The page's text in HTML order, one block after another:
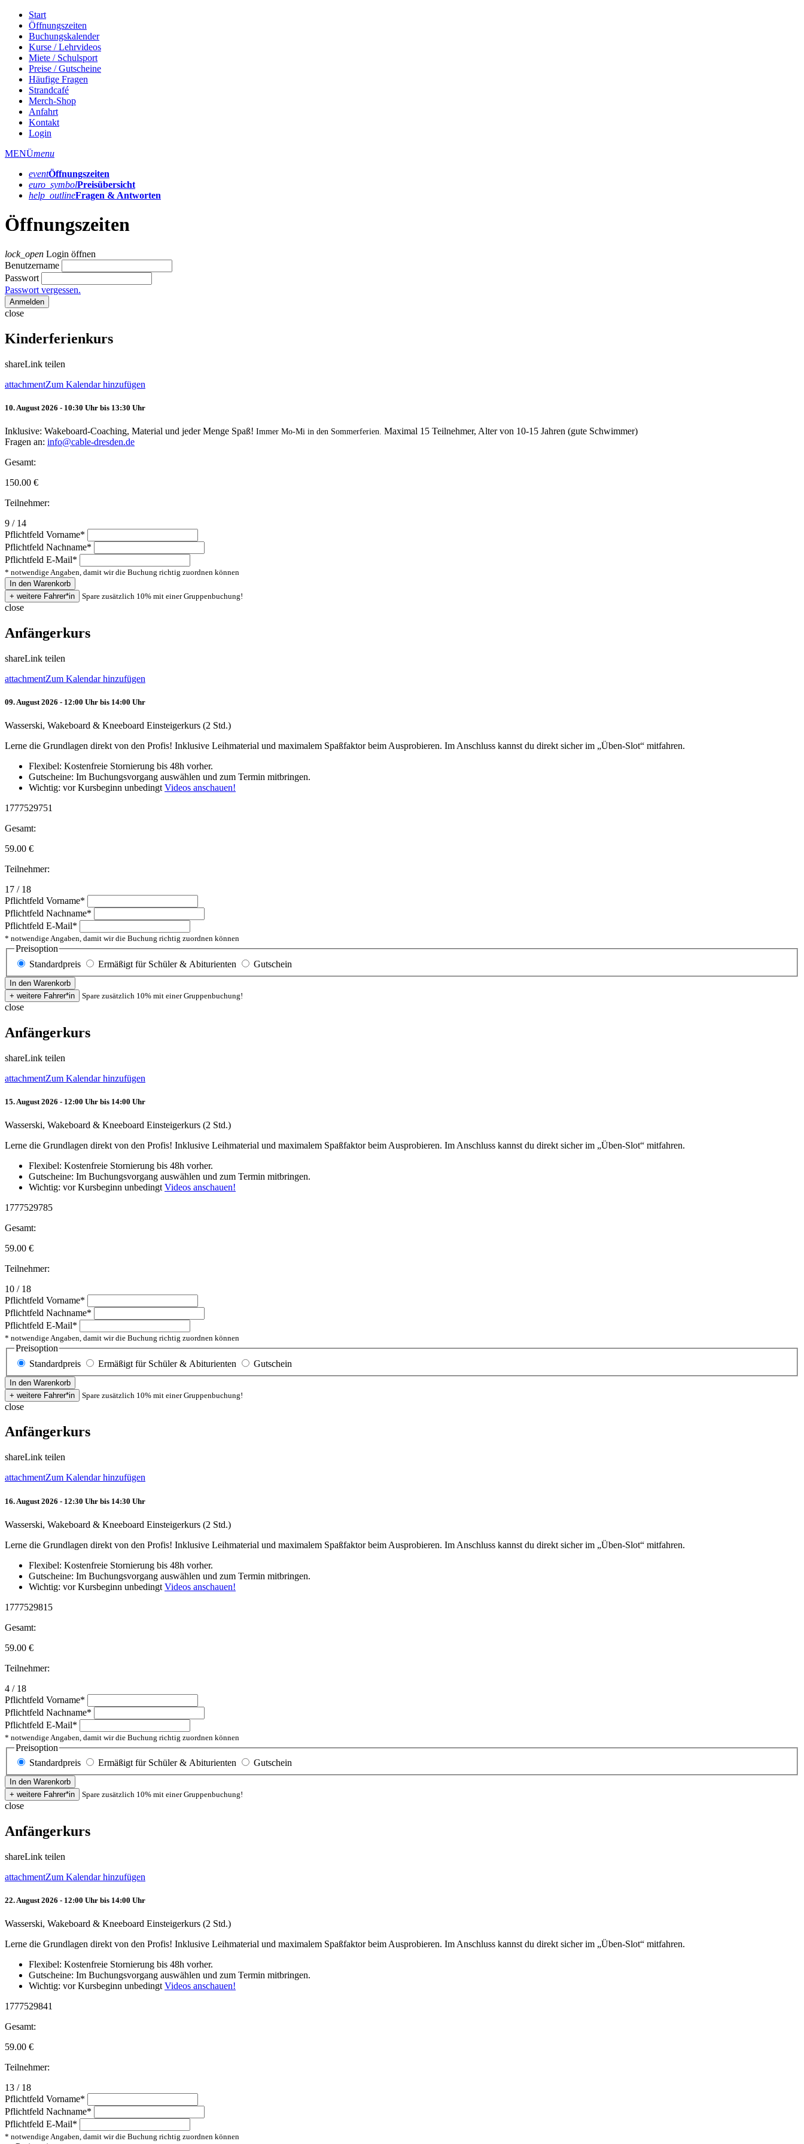
Start
Öffnungszeiten
Buchungskalender
Kurse / Lehrvideos
Miete / Schulsport
Preise / Gutscheine
Häufige Fragen
Strandcafé
Merch-Shop
Anfahrt
Kontakt
Login
MENÜmenu
eventÖffnungs­zeiten
euro_symbolPreis­übersicht
help_outlineFragen & Antworten
Öffnungszeiten
lock_open Login öffnen
Benutzername
Passwort
Passwort vergessen.
Anmelden
close
Kinderferienkurs
shareLink teilen
attachmentZum Kalendar hinzufügen
10. August 2026 - 10:30 Uhr bis 13:30 Uhr
Inklusive: Wakeboard-Coaching, Material und jeder Menge Spaß! Immer Mo-Mi in den Sommerferien. Maximal 15 Teilnehmer, Alter von 10-15 Jahren (gute Schwimmer)
Fragen an: info@cable-dresden.de
Gesamt:
150.00 €
Teilnehmer:
9 / 14
Pflichtfeld Vorname*
Pflichtfeld Nachname*
Pflichtfeld E-Mail*
* notwendige Angaben, damit wir die Buchung richtig zuordnen können
Spare zusätzlich 10% mit einer Gruppenbuchung!
close
Anfängerkurs
shareLink teilen
attachmentZum Kalendar hinzufügen
09. August 2026 - 12:00 Uhr bis 14:00 Uhr
Wasserski, Wakeboard & Kneeboard Einsteigerkurs (2 Std.)
Lerne die Grundlagen direkt von den Profis! Inklusive Leihmaterial und maximalem Spaßfaktor beim Ausprobieren. Im Anschluss kannst du direkt sicher im „Üben-Slot“ mitfahren.
Flexibel: Kostenfreie Stornierung bis 48h vorher.
Gutscheine: Im Buchungsvorgang auswählen und zum Termin mitbringen.
Wichtig: vor Kursbeginn unbedingt Videos anschauen!
1777529751
Gesamt:
59.00 €
Teilnehmer:
17 / 18
Pflichtfeld Vorname*
Pflichtfeld Nachname*
Pflichtfeld E-Mail*
* notwendige Angaben, damit wir die Buchung richtig zuordnen können
Preisoption
Standardpreis
Ermäßigt für Schüler & Abiturienten Gutschein
Spare zusätzlich 10% mit einer Gruppenbuchung!
close
Anfängerkurs
shareLink teilen
attachmentZum Kalendar hinzufügen
15. August 2026 - 12:00 Uhr bis 14:00 Uhr
Wasserski, Wakeboard & Kneeboard Einsteigerkurs (2 Std.)
Lerne die Grundlagen direkt von den Profis! Inklusive Leihmaterial und maximalem Spaßfaktor beim Ausprobieren. Im Anschluss kannst du direkt sicher im „Üben-Slot“ mitfahren.
Flexibel: Kostenfreie Stornierung bis 48h vorher.
Gutscheine: Im Buchungsvorgang auswählen und zum Termin mitbringen.
Wichtig: vor Kursbeginn unbedingt Videos anschauen!
1777529785
Gesamt:
59.00 €
Teilnehmer:
10 / 18
Pflichtfeld Vorname*
Pflichtfeld Nachname*
Pflichtfeld E-Mail*
* notwendige Angaben, damit wir die Buchung richtig zuordnen können
Preisoption
Standardpreis
Ermäßigt für Schüler & Abiturienten Gutschein
Spare zusätzlich 10% mit einer Gruppenbuchung!
close
Anfängerkurs
shareLink teilen
attachmentZum Kalendar hinzufügen
16. August 2026 - 12:30 Uhr bis 14:30 Uhr
Wasserski, Wakeboard & Kneeboard Einsteigerkurs (2 Std.)
Lerne die Grundlagen direkt von den Profis! Inklusive Leihmaterial und maximalem Spaßfaktor beim Ausprobieren. Im Anschluss kannst du direkt sicher im „Üben-Slot“ mitfahren.
Flexibel: Kostenfreie Stornierung bis 48h vorher.
Gutscheine: Im Buchungsvorgang auswählen und zum Termin mitbringen.
Wichtig: vor Kursbeginn unbedingt Videos anschauen!
1777529815
Gesamt:
59.00 €
Teilnehmer:
4 / 18
Pflichtfeld Vorname*
Pflichtfeld Nachname*
Pflichtfeld E-Mail*
* notwendige Angaben, damit wir die Buchung richtig zuordnen können
Preisoption
Standardpreis
Ermäßigt für Schüler & Abiturienten Gutschein
Spare zusätzlich 10% mit einer Gruppenbuchung!
close
Anfängerkurs
shareLink teilen
attachmentZum Kalendar hinzufügen
22. August 2026 - 12:00 Uhr bis 14:00 Uhr
Wasserski, Wakeboard & Kneeboard Einsteigerkurs (2 Std.)
Lerne die Grundlagen direkt von den Profis! Inklusive Leihmaterial und maximalem Spaßfaktor beim Ausprobieren. Im Anschluss kannst du direkt sicher im „Üben-Slot“ mitfahren.
Flexibel: Kostenfreie Stornierung bis 48h vorher.
Gutscheine: Im Buchungsvorgang auswählen und zum Termin mitbringen.
Wichtig: vor Kursbeginn unbedingtVideos anschauen!
1777529841
Gesamt:
59.00 €
Teilnehmer:
13 / 18
Pflichtfeld Vorname*
Pflichtfeld Nachname*
Pflichtfeld E-Mail*
* notwendige Angaben, damit wir die Buchung richtig zuordnen können